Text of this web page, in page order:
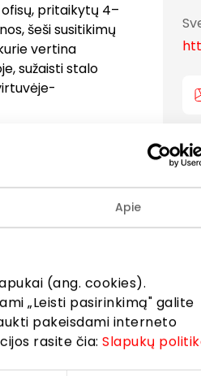
Apie
(ang. cookies).
„Leisti pasirinkimą" galite
pakeisdami interneto
rasite čia:Slapukų
pritaikytų 4–
šeši susitikimų
vertina
sužaisti stalo
vietos su visais
Tai
mažoms įmonėms
dizainas ir